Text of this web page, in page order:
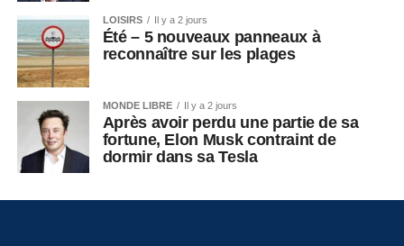
LOISIRS Il y a 2 jours
Été – 5 nouveaux panneaux à
reconnaître sur les plages
MONDE LIBRE Il y a 2 jours
Après avoir perdu une partie de sa
fortune, Elon Musk contraint de
dormir dans sa Tesla